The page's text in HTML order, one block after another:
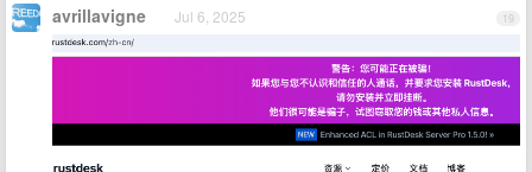
19
avrillavigne Jul 6, 2025